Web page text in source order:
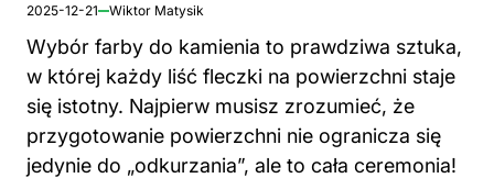
2025-12-21 Wiktor Matysik
Wybór farby do kamienia to prawdziwa sztuka,
w której każdy liść fleczki na powierzchni staje
się istotny. Najpierw musisz zrozumieć, że
przygotowanie powierzchni nie ogranicza się
jedynie do „odkurzania”, ale to cała ceremonia!